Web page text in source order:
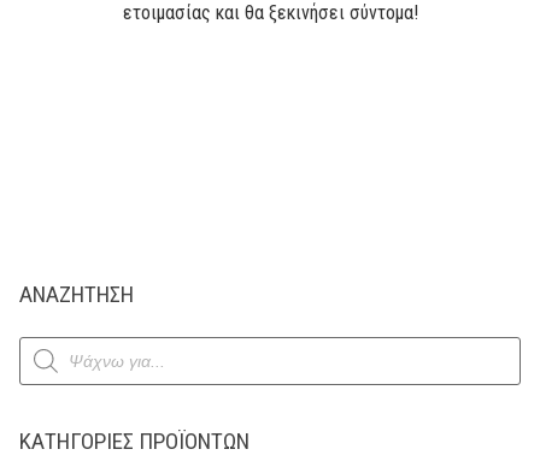
ετοιμασίας και θα ξεκινήσει σύντομα!
ΑΝΑΖΗΤΗΣΗ
Products
search
ΚΑΤΗΓΟΡΊΕΣ ΠΡΟΪΌΝΤΩΝ